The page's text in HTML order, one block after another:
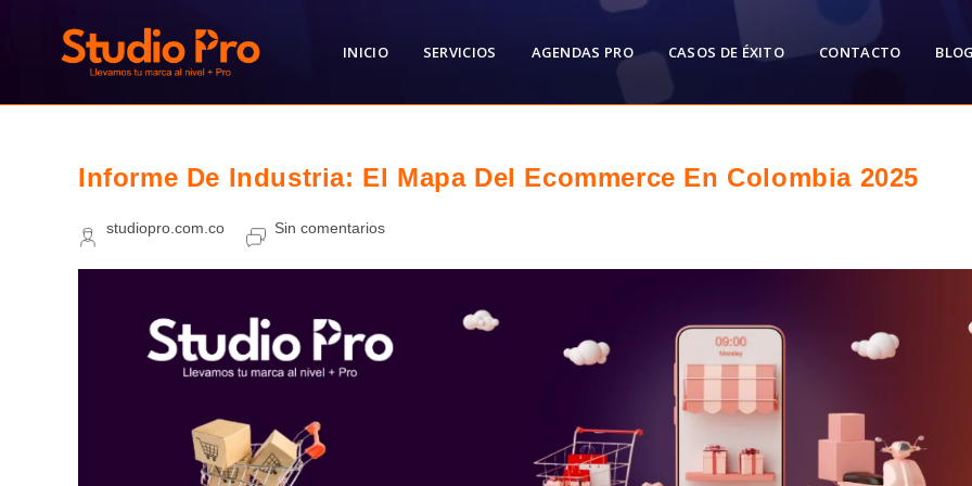
contenido
INICIO SERVICIOS AGENDAS PRO CASOS DE ÉXITO CONTACTO
Informe De Industria: El Mapa Del Ecommerce En Colombia 2025
Autor
de
la
studiopro.com.co
Comentarios
de
la
Sin comentarios